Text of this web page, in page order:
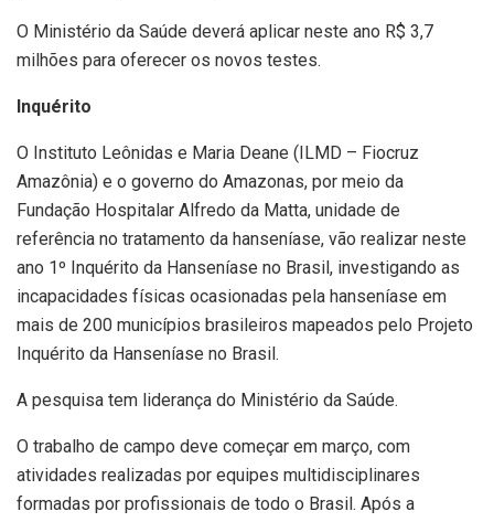
O Ministério da Saúde deverá aplicar neste ano R$ 3,7
milhões para oferecer os novos testes.
Inquérito
O Instituto Leônidas e Maria Deane (ILMD – Fiocruz
Amazônia) e o governo do Amazonas, por meio da
Fundação Hospitalar Alfredo da Matta, unidade de
referência no tratamento da hanseníase, vão realizar neste
ano 1º Inquérito da Hanseníase no Brasil, investigando as
incapacidades físicas ocasionadas pela hanseníase em
mais de 200 municípios brasileiros mapeados pelo Projeto
Inquérito da Hanseníase no Brasil.
A pesquisa tem liderança do Ministério da Saúde.
O trabalho de campo deve começar em março, com
atividades realizadas por equipes multidisciplinares
formadas por profissionais de todo o Brasil. Após a